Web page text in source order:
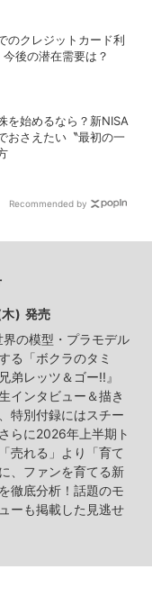
のクレジットカード利
後の潜在需要は？
を始めるなら？新NISA
おさえたい〝最初の一
Recommended by
) 発売
の模型・プラモデル
る「ボクラのタミ
弟レッツ＆ゴー!!』
インタビュー＆描き
特別付録にはスチー
らに2026年上半期ト
売れる」より「育て
、ファンを育てる新
徹底分析！話題のモ
ーも掲載した見逃せ